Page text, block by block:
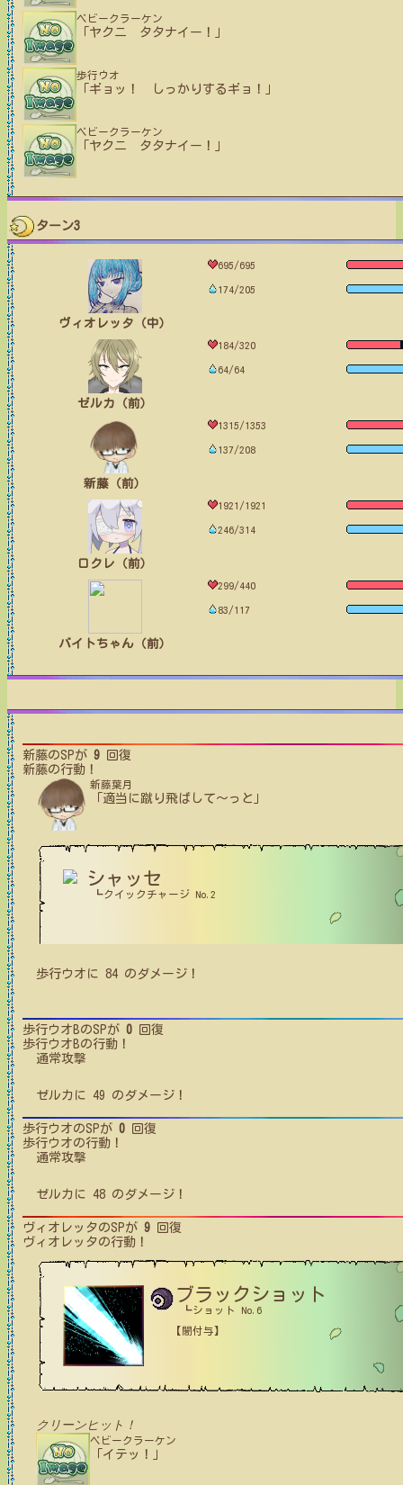
ベビークラーケン
「ヤクニ タタナイー！」
歩行ウオ
「ギョッ！ しっかりするギョ！」
ベビークラーケン
「ヤクニ タタナイー！」
ターン3
ヴィオレッタ（中）
695/695
174/205
ゼルカ（前）
184/320
64/64
新藤（前）
1315/1353
137/208
ロクレ（前）
1921/1921
246/314
バイトちゃん（前）
299/440
83/117
新藤のSPが 9 回復
新藤の行動！
新藤葉月
「適当に蹴り飛ばして～っと」
シャッセ
┗クイックチャージ No.2
歩行ウオ に 84のダメージ！
歩行ウオBのSPが 0 回復
歩行ウオBの行動！
通常攻撃
ゼルカ に 49 のダメージ！
歩行ウオのSPが 0 回復
歩行ウオの行動！
通常攻撃
ゼルカ に 48 のダメージ！
ヴィオレッタのSPが 9 回復
ヴィオレッタの行動！
ブラックショット
┗ショット No.6
【闇付与】
クリーンヒット！
ベビークラーケン
「イテッ！」